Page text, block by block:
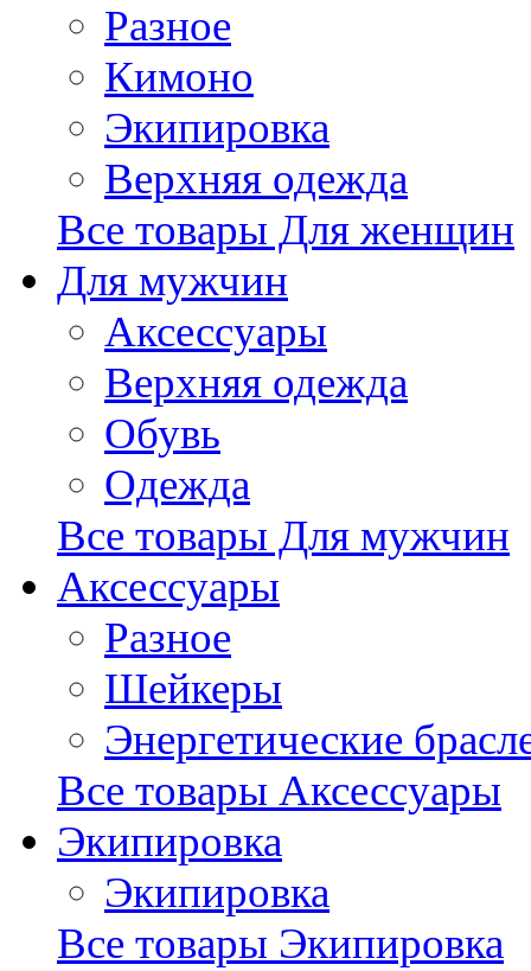
Разное
Кимоно
Экипировка
Верхняя одежда
Все товары Для женщин
Для мужчин
Аксессуары
Верхняя одежда
Обувь
Одежда
Все товары Для мужчин
Аксессуары
Разное
Шейкеры
Энергетические
Все товары Аксессуары
Экипировка
Экипировка
Все товары Экипировка